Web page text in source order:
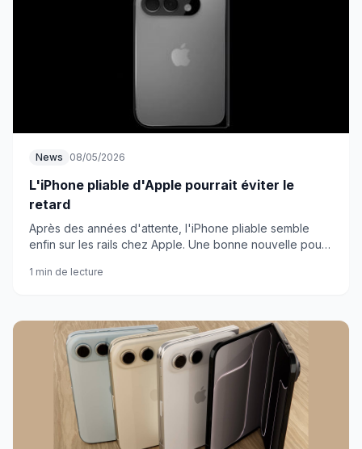
News 08/05/2026
L'iPhone pliable d'Apple pourrait éviter le
retard
Après des années d'attente, l'iPhone pliable semble
enfin sur les rails chez Apple. Une bonne nouvelle pour
Samsung.
1 min de lecture